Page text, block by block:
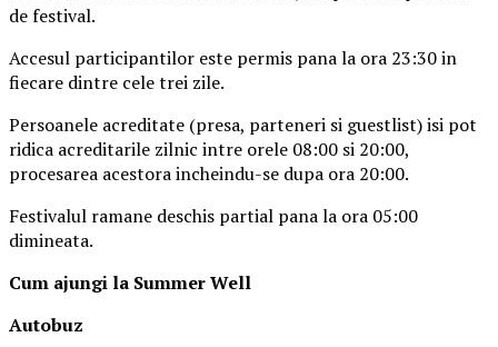
de festival.
Accesul participantilor este permis pana la ora 23:30 in
fiecare dintre cele trei zile.
Persoanele acreditate (presa, parteneri si guestlist) isi pot
ridica acreditarile zilnic intre orele 08:00 si 20:00,
procesarea acestora incheindu-se dupa ora 20:00.
Festivalul ramane deschis partial pana la ora 05:00
dimineata.
Cum ajungi la Summer Well
Autobuz